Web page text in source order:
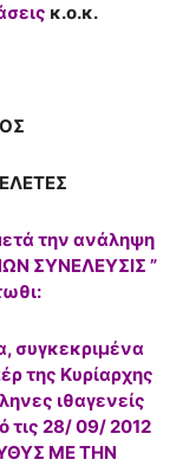
κ.ο.κ.
την ανάληψη
ΣΥΝΕΛΕΥΣΙΣ ”
συγκεκριμένα
της Κυρίαρχης
ιθαγενείς
τις 28/ 09/ 2012
ΜΕ ΤΗΝ